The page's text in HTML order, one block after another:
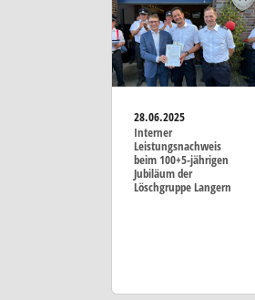
28.06.2025
Interner
Leistungsnachweis
beim 100+5-jährigen
Jubiläum der
Löschgruppe Langern